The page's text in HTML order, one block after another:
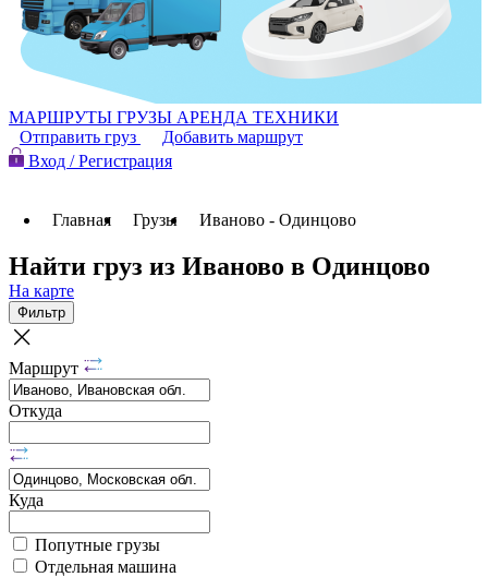
МАРШРУТЫ ГРУЗЫ АРЕНДА ТЕХНИКИ
Отправить груз
Добавить маршрут
Вход / Регистрация
Главная Грузы Иваново - Одинцово
Найти груз из Иваново в Одинцово
На карте
Фильтр
Маршрут
Откуда
Куда
Попутные грузы
Отдельная машина